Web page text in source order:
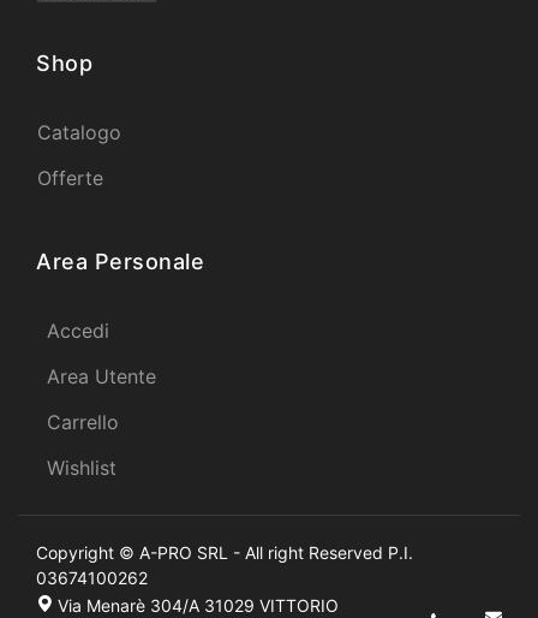
Shop
Catalogo
Offerte
Area Personale
Accedi
Area Utente
Carrello
Wishlist
Copyright © A-PRO SRL - All right Reserved P.I.
03674100262
Via Menarè 304/A 31029 VITTORIO